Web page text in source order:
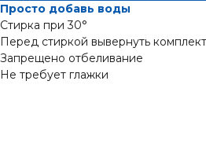
Просто добавь воды
Стирка при 30°
Перед стиркой вывернуть
Запрещено отбеливание
Не требует глажки